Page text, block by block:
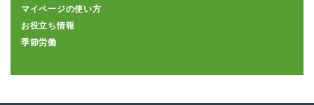
マイページの使い方
お役立ち情報
季節労働